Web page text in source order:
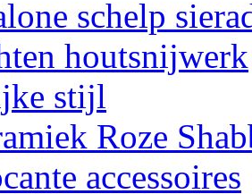
schelp
houtsnijwerk
stijl
Roze
accessoires